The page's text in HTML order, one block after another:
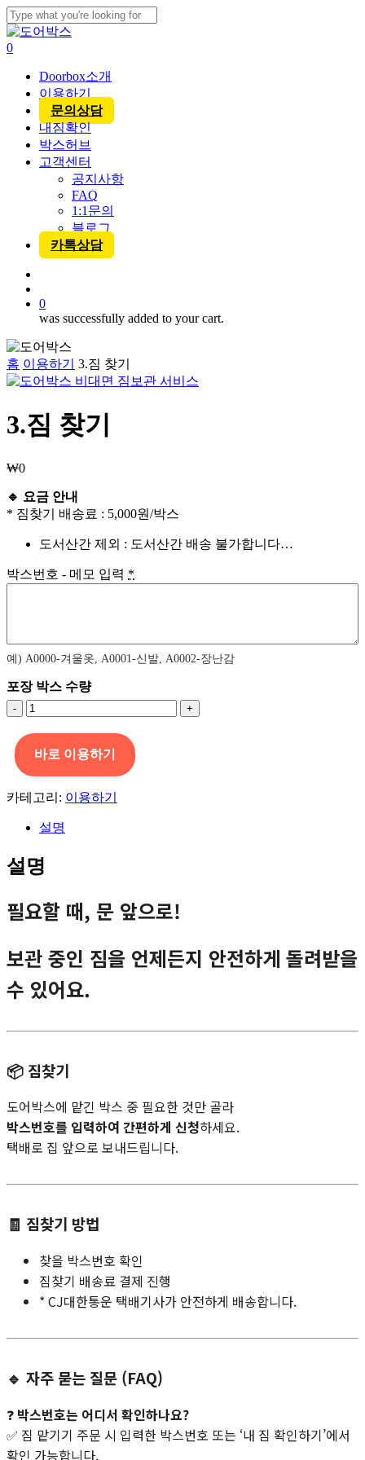
Skip
to
main
content
Close
Search
account
0
Doorbox소개
이용하기
문의상담
내짐확인
박스허브
고객센터
공지사항
FAQ
1:1문의
블로그
카톡상담
0
was successfully added to your cart.
홈 이용하기 3.짐 찾기
3.짐 찾기
₩0
🔹 요금 안내
* 짐찾기 배송료 : 5,000원/박스
도서산간 제외 : 도서산간 배송 불가합니다…
박스번호 - 메모 입력 *
예) A0000-겨울옷, A0001-신발, A0002-장난감
포장 박스 수량
3.
짐
찾
기
수
량
바로 이용하기
카테고리: 이용하기
설명
설명
필요할 때, 문 앞으로!
보관 중인 짐을 언제든지 안전하게 돌려받을
수 있어요.
📦 짐찾기
도어박스에 맡긴 박스 중 필요한 것만 골라
박스번호를 입력하여 간편하게 신청하세요.
택배로 집 앞으로 보내드립니다.
🧾 짐찾기 방법
찾을 박스번호 확인
짐찾기 배송료 결제 진행
* CJ대한통운 택배기사가 안전하게 배송합니다.
🔹 자주 묻는 질문 (FAQ)
❓ 박스번호는 어디서 확인하나요?
✅ 짐 맡기기 주문 시 입력한 박스번호 또는 ‘내 짐 확인하기’에서
확인 가능합니다.